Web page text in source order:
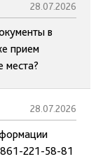
28.07.2026
в
прием
места?
28.07.2026
861-221-58-81